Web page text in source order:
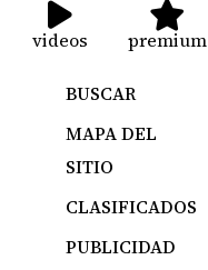
videos premium
BUSCAR
MAPA DEL
SITIO
CLASIFICADOS
PUBLICIDAD